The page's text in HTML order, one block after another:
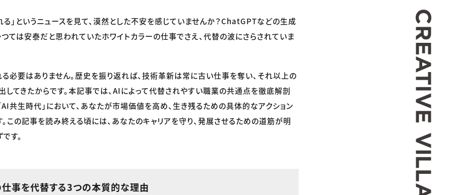
る」というニュースを見て、漠然とした不安を感じていませんか？ChatGPTなどの生成
ては安泰だと思われていたホワイトカラーの仕事でさえ、代替の波にさらされていま
る必要はありません。歴史を振り返れば、技術革新は常に古い仕事を奪い、それ以上の
してきたからです。本記事では、AIによって代替されやすい職業の共通点を徹底解剖
AI共生時代」において、あなたが市場価値を高め、生き残るための具体的なアクション
この記事を読み終える頃には、あなたのキャリアを守り、発展させるための道筋が明
す。
事を代替する3つの本質的な理由